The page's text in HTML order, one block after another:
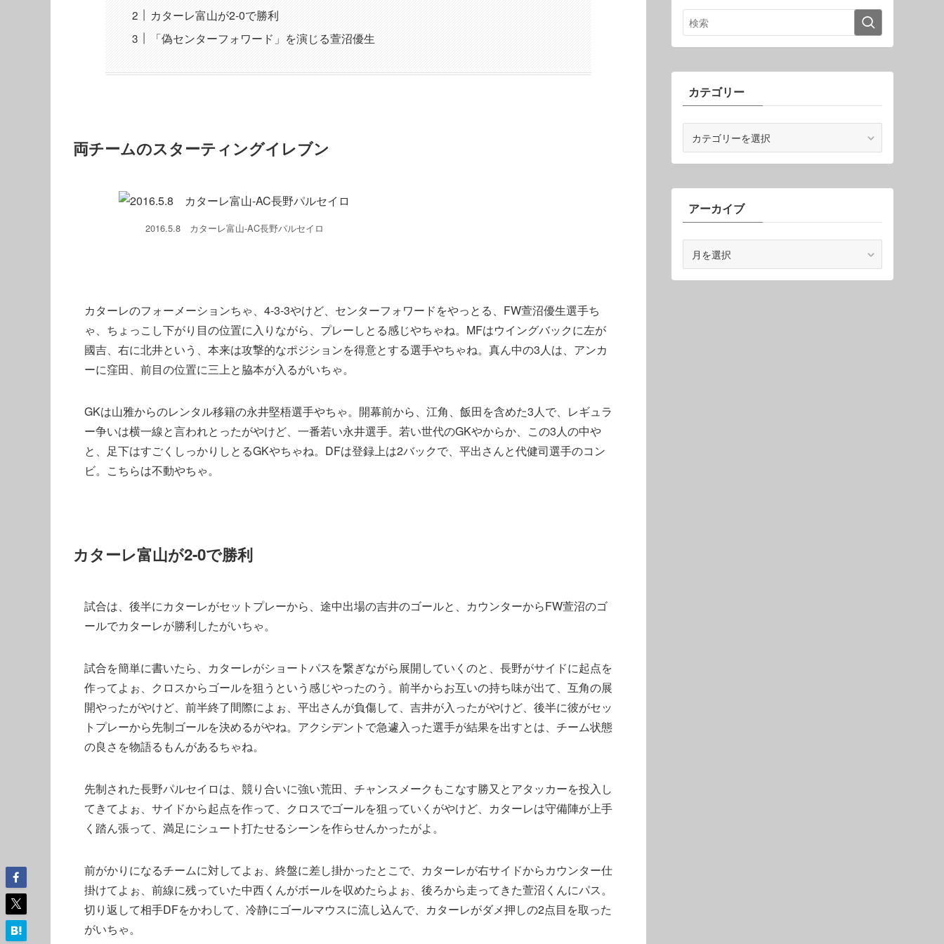
カターレ富山が2-0で勝利
「偽センターフォワード」を演じる萱沼優生
両チームのスターティングイレブン
2016.5.8 カターレ富山-AC長野パルセイロ
カターレのフォーメーションちゃ、4-3-3やけど、センターフォワードをやっとる、FW萱沼優生選手ち
ゃ、ちょっこし下がり目の位置に入りながら、プレーしとる感じやちゃね。MFはウイングバックに左が
國吉、右に北井という、本来は攻撃的なポジションを得意とする選手やちゃね。真ん中の3人は、アンカ
ーに窪田、前目の位置に三上と脇本が入るがいちゃ。
GKは山雅からのレンタル移籍の永井堅梧選手やちゃ。開幕前から、江角、飯田を含めた3人で、レギュラ
ー争いは横一線と言われとったがやけど、一番若い永井選手。若い世代のGKやからか、この3人の中や
と、足下はすごくしっかりしとるGKやちゃね。DFは登録上は2バックで、平出さんと代健司選手のコン
ビ。こちらは不動やちゃ。
カターレ富山が2-0で勝利
試合は、後半にカターレがセットプレーから、途中出場の吉井のゴールと、カウンターからFW萱沼のゴ
ールでカターレが勝利したがいちゃ。
試合を簡単に書いたら、カターレがショートパスを繋ぎながら展開していくのと、長野がサイドに起点を
作ってよぉ、クロスからゴールを狙うという感じやったのう。前半からお互いの持ち味が出て、互角の展
開やったがやけど、前半終了間際によぉ、平出さんが負傷して、吉井が入ったがやけど、後半に彼がセッ
トプレーから先制ゴールを決めるがやね。アクシデントで急遽入った選手が結果を出すとは、チーム状態
の良さを物語るもんがあるちゃね。
先制された長野パルセイロは、競り合いに強い荒田、チャンスメークもこなす勝又とアタッカーを投入し
てきてよぉ、サイドから起点を作って、クロスでゴールを狙っていくがやけど、カターレは守備陣が上手
く踏ん張って、満足にシュート打たせるシーンを作らせんかったがよ。
前がかりになるチームに対してよぉ、終盤に差し掛かったとこで、カターレが右サイドからカウンター仕
掛けてよぉ、前線に残っていた中西くんがボールを収めたらよぉ、後ろから走ってきた萱沼くんにパス。
切り返して相手DFをかわして、冷静にゴールマウスに流し込んで、カターレがダメ押しの2点目を取った
がいちゃ。
カテゴリー
ゴ
ー
アーカイブ
カ